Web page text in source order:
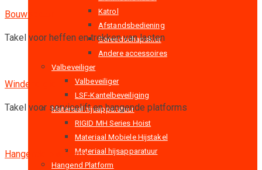
Katrol
Afstandsbediening
Gereedschapskist
Andere accessoires
Valbeveiliger
Valbeveiliger
LSF-Kantelbeveiliging
Materiaal hijsapparatuur
RIGID MH Series Hoist
Materiaal Mobiele Hijstakel
Materiaal hijsapparatuur
Hangend Platform
Bouwsector
Takel voor heffen en trekken van lasten
Windenergie
Takel voor servicelift en hangende platforms
Hangende platforms